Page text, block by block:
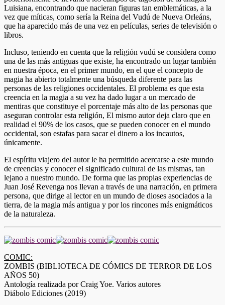
Luisiana, encontrando que nacieran figuras tan emblemáticas, a la
vez que míticas, como sería la Reina del Vudú de Nueva Orleáns,
que ha aparecido más de una vez en películas, series de televisión o
libros.
Incluso, teniendo en cuenta que la religión vudú se considera como
una de las más antiguas que existe, ha encontrado un lugar también
en nuestra época, en el primer mundo, en el que el concepto de
magia ha abierto totalmente una búsqueda diferente para las
personas de las religiones occidentales. El problema es que esta
creencia en la magia a su vez ha dado lugar a un mercado de
mentiras que constituye el porcentaje más alto de las personas que
aseguran controlar esta religión, El mismo autor deja claro que en
realidad el 90% de los casos, que se pueden conocer en el mundo
occidental, son estafas para sacar el dinero a los incautos,
únicamente.
El espíritu viajero del autor le ha permitido acercarse a este mundo
de creencias y conocer el significado cultural de las mismas, tan
lejano a nuestro mundo. De forma que las propias experiencias de
Juan José Revenga nos llevan a través de una narración, en primera
persona, que dirige al lector en un mundo de dioses asociados a la
tierra, de la magia más antigua y por los rincones más enigmáticos
de la naturaleza.
COMIC:
ZOMBIS (BIBLIOTECA DE CÓMICS DE TERROR DE LOS
AÑOS 50)
Antología realizada por Craig Yoe. Varios autores
Diábolo Ediciones (2019)